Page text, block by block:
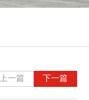
下一篇
上一篇